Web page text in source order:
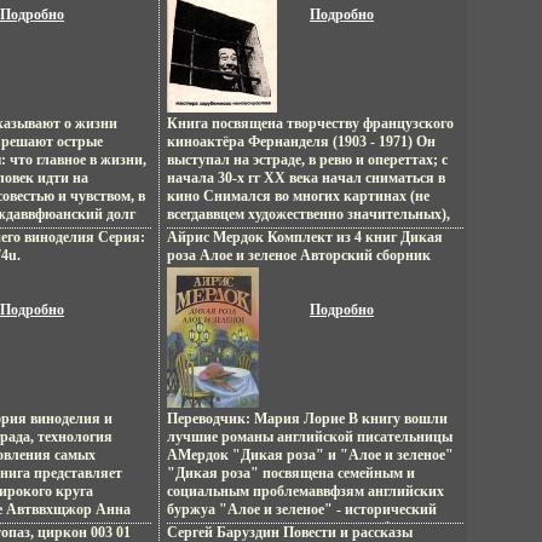
нас вернуться
подробное
иллюстраций
стр Тираж: 100000
мм) инфо
Подробно
о жизни
острые
главное в жизни,
идти на
и чувством, в
долг
душевному
легкая,
романа
в Западной
наши дни
девочка Роман c
254 Авнюврвтор
виноделия Серия:
Подробно
виноделия и
технология
самых
представляет
круга
Автввхщжор Анна
циркон 003 01
Подробно
Книга посвящена творчеству французского
киноактёра Фернанделя (1903 - 1971) Он
выступал на эстраде, в ревю и опереттах; с
начала 30-х гг XX века начал сниматься в
кино Снимался во многих картинах (не
всегдаввцем художественно значительных),
в которых создал комическую маску
обаятельного простака, неунывающего
неудачника Откровенная буффонада
отличала большинство его фильмов В ряде
ролей проявилось тяготение актёра к
драматическим, психологически сложным
образам Творчество вняаюФернанделя
тесно связано с традициями фарса,
ярмарочных представлений, с народными
типами французского Прованса Автор
Мирон Черненко.
Айрис Мердок Комплект из 4 книг Дикая
роза Алое и зеленое Авторский сборник
Букинистическое издание Сохранность:
Хорошая Издательство: Борисфен, 1995 г
Твердый переплет, 528 стр ISBN 5-7707-
7496-7 Формат: 84x108/32 (~130х205 мм)
инфо 10123p.
Подробно
Переводчик: Мария Лорие В книгу вошли
лучшие романы английской писательницы
АМердок "Дикая роза" и "Алое и зеленое"
"Дикая роза" посвящена семейным и
социальным проблемаввфзям английских
буржуа "Алое и зеленое" - исторический
роман, в котором трагикомедия бытия
Сергей Баруздин Повести и рассказы